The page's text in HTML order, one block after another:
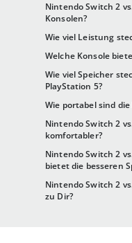
Nintendo Switch 2
Konsolen?
Wie viel Leistung
Welche Konsole
Wie viel Speicher
PlayStation 5?
Wie portabel sind
Nintendo Switch 2
komfortabler?
Nintendo Switch 2
bietet die besseren
Nintendo Switch 2
zu Dir?